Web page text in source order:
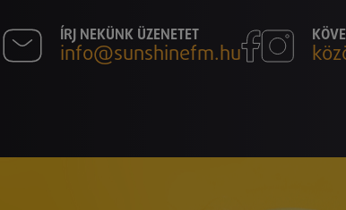
ÍRJ NEKÜNK ÜZENETET
info@sunshinefm.hu